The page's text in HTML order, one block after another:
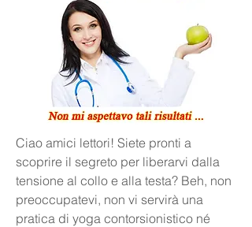
Ciao amici lettori! Siete pronti a
scoprire il segreto per liberarvi dalla
tensione al collo e alla testa? Beh, non
preoccupatevi, non vi servirà una
pratica di yoga contorsionistico né